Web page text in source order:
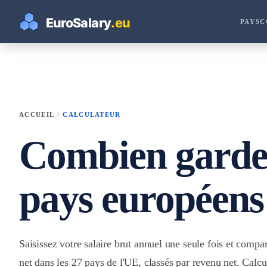
PAYS
ACCUEIL chevron_rightCALCULATEUR
Combien
pays
Saisissez votre salaire brut annuel une seule fois et
net dans les 27 pays de l'UE, classés par revenu net.